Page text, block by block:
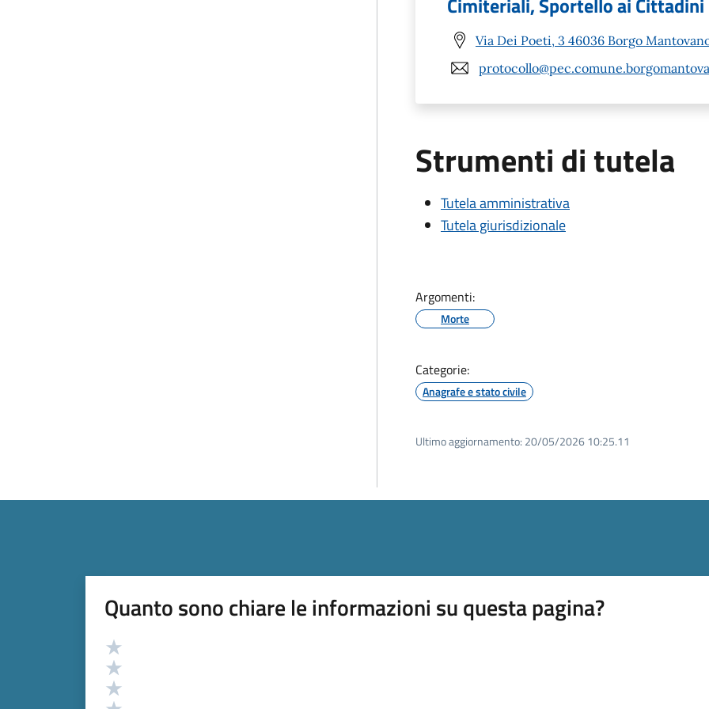
Via Dei Poeti, 3 46036 Borgo
Strumenti di tutela
Tutela amministrativa
Tutela giurisdizionale
Argomenti:
Morte
Categorie:
Anagrafe e stato civile
Ultimo aggiornamento: 20/05/2026 10:25.11
Quanto sono chiare le informazioni su questa pagina?
Valutazione